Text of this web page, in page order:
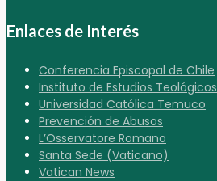
Enlaces de Interés
Conferencia Episcopal de Chile
Instituto de Estudios Teológicos
Universidad Católica Temuco
Prevención de Abusos
L’Osservatore Romano
Santa Sede (Vaticano)
Vatican News